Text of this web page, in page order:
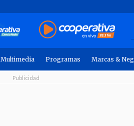
Multimedia Programas Marcas &